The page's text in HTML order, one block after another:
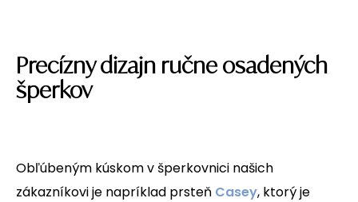
Precízny dizajn ručne osadených
šperkov
Obľúbeným kúskom v šperkovnici našich
zákazníkovi je napríklad prsteň Casey, ktorý je